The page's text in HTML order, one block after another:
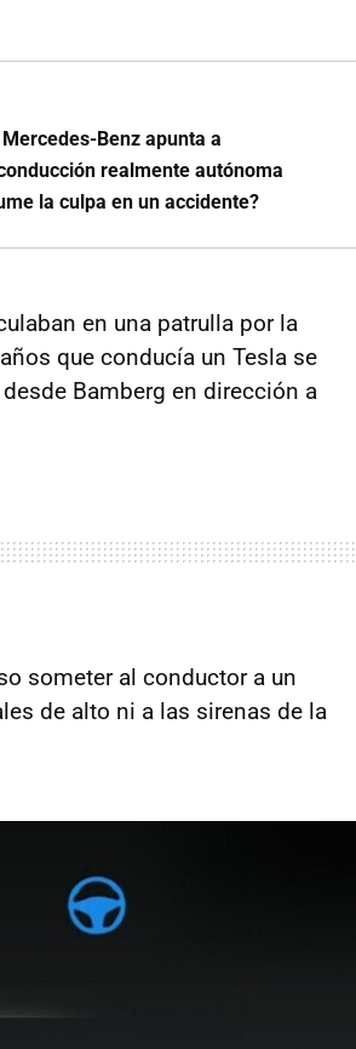
Benz apunta a
realmente autónoma
la culpa en un accidente?
en una patrulla por la
que conducía un Tesla se
Bamberg en dirección a
someter al conductor a un
de alto ni a las sirenas de la